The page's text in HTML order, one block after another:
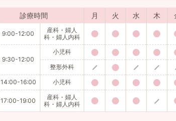
診療時間 月 火 水 木
9:00-12:00
産科・婦人
科・婦人内科
9:30-12:00
小児科
整形外科
14:00-16:00
小児科
17:00-19:00
産科・婦人
科・婦人内科